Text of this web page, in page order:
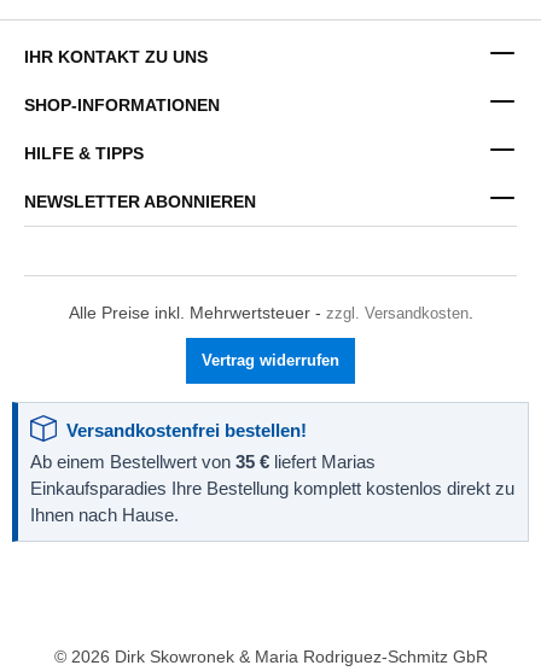
IHR KONTAKT ZU UNS
SHOP-INFORMATIONEN
HILFE & TIPPS
NEWSLETTER ABONNIEREN
Alle Preise inkl. Mehrwertsteuer - zzgl. Versandkosten.
Vertrag widerrufen
Versandkostenfrei bestellen!
Ab einem Bestellwert von 35 € liefert Marias
Einkaufsparadies Ihre Bestellung komplett kostenlos direkt zu
Ihnen nach Hause.
© 2026 Dirk Skowronek & Maria Rodriguez-Schmitz GbR